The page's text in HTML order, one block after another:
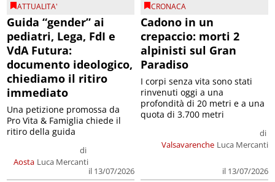
ATTUALITA'
Guida “gender” ai
pediatri, Lega, FdI e
VdA Futura:
documento ideologico,
chiediamo il ritiro
immediato
Aosta
di
Luca Mercanti
il 13/07/2026
Una petizione promossa da
Pro Vita & Famiglia chiede il
ritiro della guida
CRONACA
Cadono in un
crepaccio: morti 2
alpinisti sul Gran
Paradiso
Valsavarenche
di
Luca Mercanti
il 13/07/2026
I corpi senza vita sono stati
rinvenuti oggi a una
profondità di 20 metri e a una
quota di 3.700 metri